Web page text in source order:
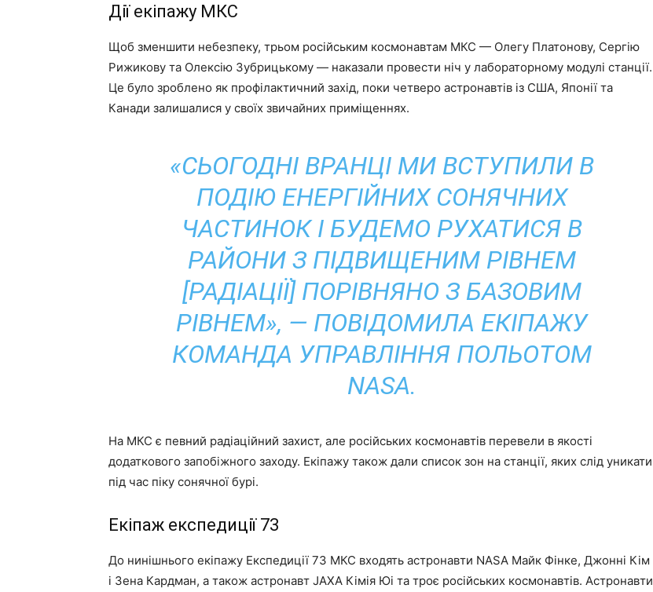
Дії екіпажу МКС
Щоб зменшити небезпеку, трьом російським космонавтам МКС — Олегу Платонову, Сергію
Рижикову та Олексію Зубрицькому — наказали провести ніч у лабораторному модулі станції.
Це було зроблено як профілактичний захід, поки четверо астронавтів із США, Японії та
Канади залишалися у своїх звичайних приміщеннях.
«СЬОГОДНІ ВРАНЦІ МИ ВСТУПИЛИ В
ПОДІЮ ЕНЕРГІЙНИХ СОНЯЧНИХ
ЧАСТИНОК І БУДЕМО РУХАТИСЯ В
РАЙОНИ З ПІДВИЩЕНИМ РІВНЕМ
[РАДІАЦІЇ] ПОРІВНЯНО З БАЗОВИМ
РІВНЕМ», — ПОВІДОМИЛА ЕКІПАЖУ
КОМАНДА УПРАВЛІННЯ ПОЛЬОТОМ
NASA.
На МКС є певний радіаційний захист, але російських космонавтів перевели в якості
додаткового запобіжного заходу. Екіпажу також дали список зон на станції, яких слід уникати
під час піку сонячної бурі.
Екіпаж експедиції 73
До нинішнього екіпажу Експедиції 73 МКС входять астронавти NASA Майк Фінке, Джонні Кім
і Зена Кардман, а також астронавт JAXA Кімія Юі та троє російських космонавтів. Астронавти